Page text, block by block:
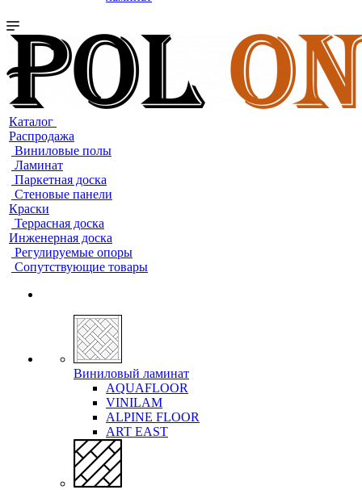
Каталог
Распродажа
Виниловые полы
Ламинат
Паркетная доска
Стеновые панели
Краски
Террасная доска
Инженерная доска
Регулируемые опоры
Сопутствующие товары
Виниловый ламинат
AQUAFLOOR
VINILAM
ALPINE FLOOR
ART EAST